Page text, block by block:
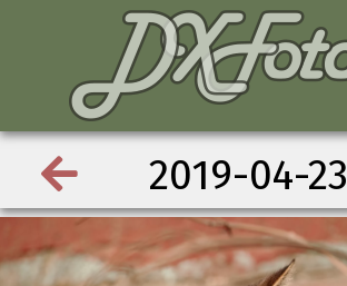
2019-04-23